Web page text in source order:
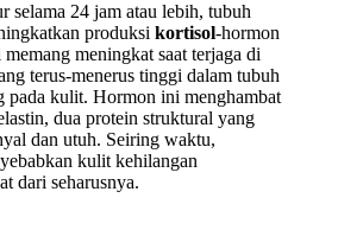
selama 24 jam atau lebih, tubuh
produksi kortisol-hormon
memang meningkat saat terjaga di
terus-menerus tinggi dalam tubuh
pada kulit. Hormon ini menghambat
dua protein struktural yang
dan utuh. Seiring waktu,
kulit kehilangan
dari seharusnya.